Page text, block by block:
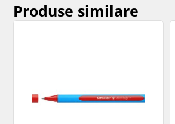
Produse similare